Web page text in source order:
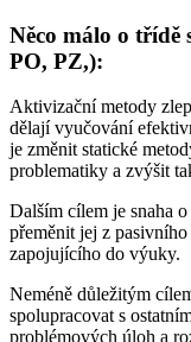
Něco málo o
PO, PZ,):
Aktivizační metody
dělají vyučování
je změnit statické
problematiky a zvýšit
Dalším cílem je snaha
přeměnit jej z
zapojujícího do výuky.
Neméně důležitým
spolupracovat s
problémových úloh a